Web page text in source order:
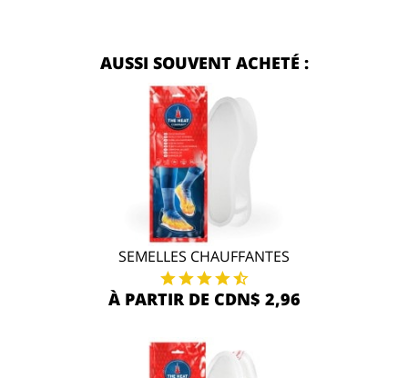
AUSSI SOUVENT ACHETÉ :
SEMELLES CHAUFFANTES
À PARTIR DE CDN$ 2,96